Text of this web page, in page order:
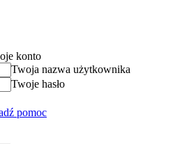
konto
Twoja nazwa użytkownika
Twoje hasło
pomoc